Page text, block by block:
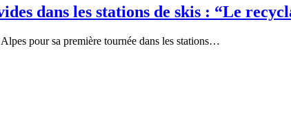
dans les stations de skis : “Le
pour sa première tournée dans les stations…